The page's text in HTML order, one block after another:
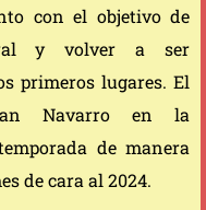
con el objetivo de
y volver a ser
primeros lugares. El
Navarro en la
de manera
de cara al 2024.